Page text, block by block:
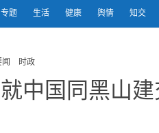
专题 生活 健康 舆情 知交
闻 时政
中国同黑山